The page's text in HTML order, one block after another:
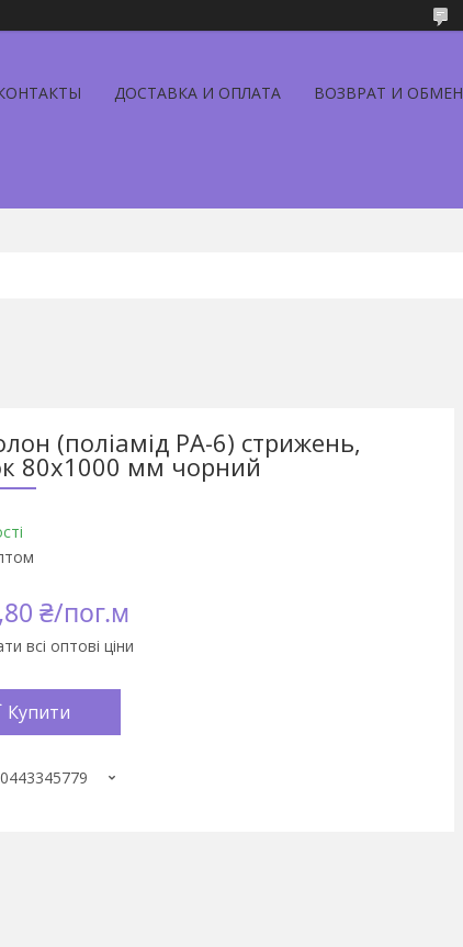
ДОСТАВКА И ОПЛАТА ВОЗВРАТ И ОБМЕН
(поліамід РА-6) стрижень,
80х1000 мм чорний
₴/пог.м
всі оптові ціни
Купити